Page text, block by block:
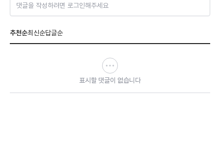
댓글을 작성하려면 로그인해주세요
추천순최신순답글순
표시할 댓글이 없습니다